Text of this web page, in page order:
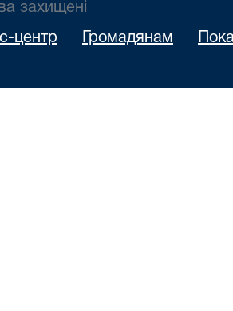
захищені
центр Громадянам